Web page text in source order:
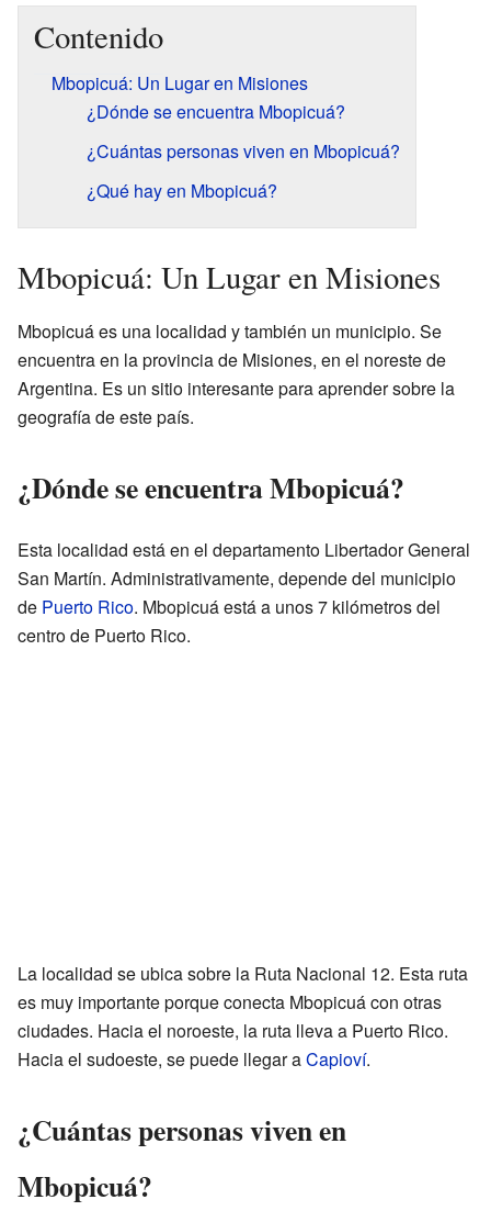
Contenido
Mbopicuá: Un Lugar en Misiones
¿Dónde se encuentra Mbopicuá?
¿Cuántas personas viven en Mbopicuá?
¿Qué hay en Mbopicuá?
Mbopicuá: Un Lugar en Misiones
Mbopicuá es una localidad y también un municipio. Se
encuentra en la provincia de Misiones, en el noreste de
Argentina. Es un sitio interesante para aprender sobre la
geografía de este país.
¿Dónde se encuentra Mbopicuá?
Esta localidad está en el departamento Libertador General
San Martín. Administrativamente, depende del municipio
de Puerto Rico. Mbopicuá está a unos 7 kilómetros del
centro de Puerto Rico.
La localidad se ubica sobre la Ruta Nacional 12. Esta ruta
es muy importante porque conecta Mbopicuá con otras
ciudades. Hacia el noroeste, la ruta lleva a Puerto Rico.
Hacia el sudoeste, se puede llegar aCapioví.
¿Cuántas personas viven en
Mbopicuá?